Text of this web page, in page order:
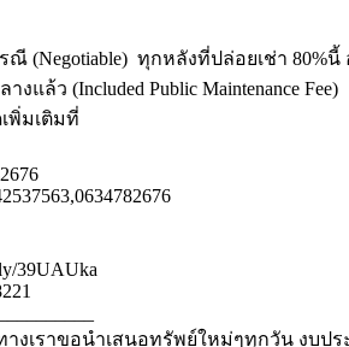
ณี (Negotiable) ทุกหลังที่ปล่อยเช่า 80%
แล้ว (Included Public Maintenance Fee)
พิ่มเติมที่
39UAUka
างเราขอนำเสนอทรัพย์ใหม่ๆทุกวัน งบป